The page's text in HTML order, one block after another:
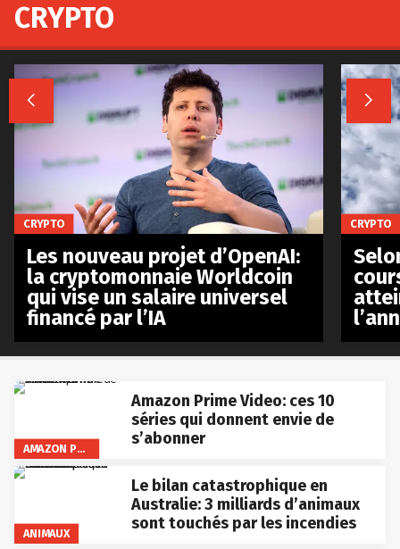
AMAZON PRIME VIDEO
Amazon Prime Video: ces 10
séries qui donnent envie de
s’abonner
ANIMAUX
Le bilan catastrophique en
Australie: 3 milliards d’animaux
sont touchés par les incendies
CRYPTO
 
CRYPTO
Les nouveau projet d’OpenAI:
la cryptomonnaie Worldcoin
qui vise un salaire universel
financé par l’IA
CRYPTO